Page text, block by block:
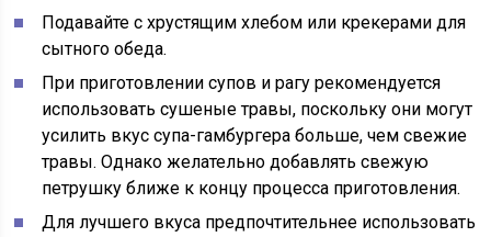
Подавайте с хрустящим хлебом или крекерами для
сытного обеда.
При приготовлении супов и рагу рекомендуется
использовать сушеные травы, поскольку они могут
усилить вкус супа-гамбургера больше, чем свежие
травы. Однако желательно добавлять свежую
петрушку ближе к концу процесса приготовления.
Для лучшего вкуса предпочтительнее использовать